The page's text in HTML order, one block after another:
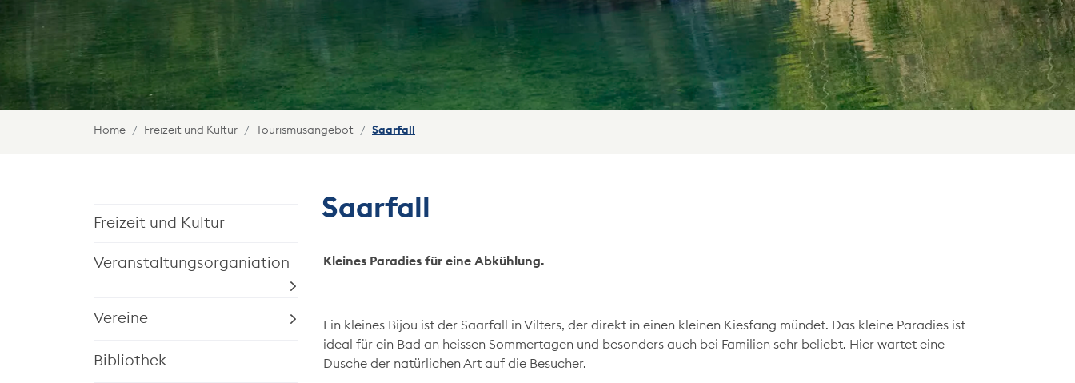
Home Freizeit und Kultur Tourismusangebot Saarfall
Freizeit und Kultur
Veranstaltungsorganiation
Vereine
Bibliothek
Saarfall
Kleines Paradies für eine Abkühlung.
Ein kleines Bijou ist der Saarfall in Vilters, der direkt in einen kleinen Kiesfang mündet. Das kleine Paradies ist
ideal für ein Bad an heissen Sommertagen und besonders auch bei Familien sehr beliebt. Hier wartet eine
Dusche der natürlichen Art auf die Besucher.